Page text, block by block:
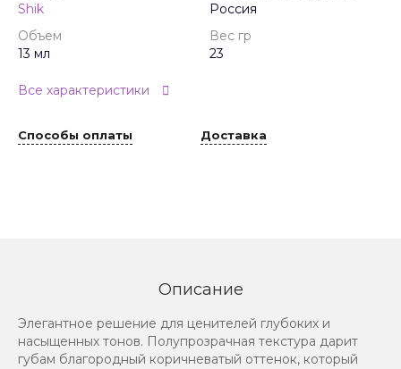
Shik
Россия
Объем
13 мл
Вес гр
23
Все характеристики
Способы оплаты Доставка
Описание
Элегантное решение для ценителей глубоких и
насыщенных тонов. Полупрозрачная текстура дарит
губам благородный коричневатый оттенок, который